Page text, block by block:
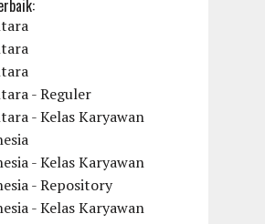
- Reguler
- Kelas Karyawan
- Kelas Karyawan
- Repository
- Kelas Karyawan